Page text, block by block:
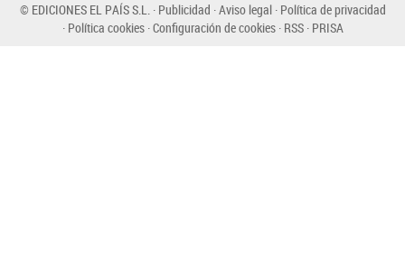
© EDICIONES EL PAÍS S.L. Publicidad Aviso legal Política de privacidad
Política cookies Configuración de cookies RSS PRISA